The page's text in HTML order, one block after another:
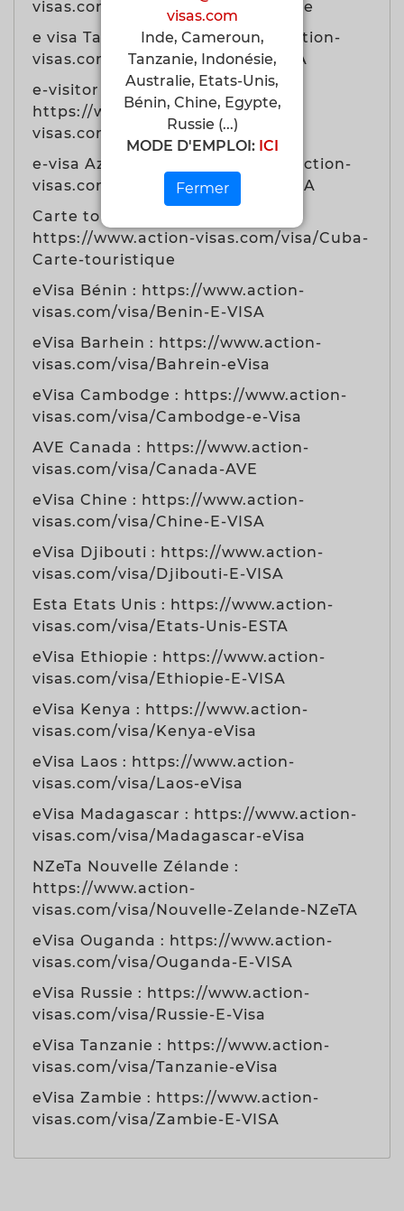
visas.com
Inde, Cameroun,
Tanzanie, Indonésie,
Australie, Etats-Unis,
Bénin, Chine, Egypte,
Russie (...)
MODE D'EMPLOI:ICI
Fermer
visas.com/visa/Vietnam-a-l'arrivee
e visa Tadjikistan https://www.action-
visas.com/visa/Tadjikistan-E-VISA
e-visitor ETA Australie
https://www.action-
visas.com/visa/Australie-ETA
e-visa Azerbaidjan https://www.action-
visas.com/visa/Azerbaidjan-E-VISA
Carte touristique Cuba
https://www.action-visas.com/visa/Cuba-
Carte-touristique
eVisa Bénin : https://www.action-
visas.com/visa/Benin-E-VISA
eVisa Barhein : https://www.action-
visas.com/visa/Bahrein-eVisa
eVisa Cambodge : https://www.action-
visas.com/visa/Cambodge-e-Visa
AVE Canada : https://www.action-
visas.com/visa/Canada-AVE
eVisa Chine : https://www.action-
visas.com/visa/Chine-E-VISA
eVisa Djibouti : https://www.action-
visas.com/visa/Djibouti-E-VISA
Esta Etats Unis : https://www.action-
visas.com/visa/Etats-Unis-ESTA
eVisa Ethiopie : https://www.action-
visas.com/visa/Ethiopie-E-VISA
eVisa Kenya : https://www.action-
visas.com/visa/Kenya-eVisa
eVisa Laos : https://www.action-
visas.com/visa/Laos-eVisa
eVisa Madagascar : https://www.action-
visas.com/visa/Madagascar-eVisa
NZeTa Nouvelle Zélande :
https://www.action-
visas.com/visa/Nouvelle-Zelande-NZeTA
eVisa Ouganda : https://www.action-
visas.com/visa/Ouganda-E-VISA
eVisa Russie : https://www.action-
visas.com/visa/Russie-E-Visa
eVisa Tanzanie : https://www.action-
visas.com/visa/Tanzanie-eVisa
eVisa Zambie : https://www.action-
visas.com/visa/Zambie-E-VISA